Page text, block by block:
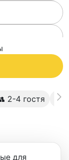
2-4 гостя 🏷
для